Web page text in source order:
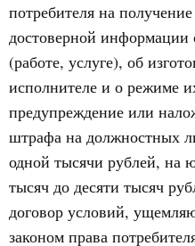
потребителя на
достоверной информации
(работе, услуге), об
исполнителе и о режиме
предупреждение или
штрафа на должностных
одной тысячи рублей, на
тысяч до десяти тысяч
договор условий,
законом права